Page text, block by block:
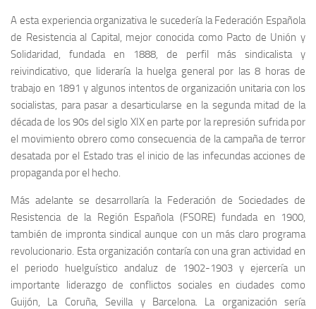
A esta experiencia organizativa le sucedería la Federación Española
de Resistencia al Capital, mejor conocida como Pacto de Unión y
Solidaridad, fundada en 1888, de perfil más sindicalista y
reivindicativo, que lideraría la huelga general por las 8 horas de
trabajo en 1891 y algunos intentos de organización unitaria con los
socialistas, para pasar a desarticularse en la segunda mitad de la
década de los 90s del siglo XIX en parte por la represión sufrida por
el movimiento obrero como consecuencia de la campaña de terror
desatada por el Estado tras el inicio de las infecundas acciones de
propaganda por el hecho.
Más adelante se desarrollaría la Federación de Sociedades de
Resistencia de la Región Española (FSORE) fundada en 1900,
también de impronta sindical aunque con un más claro programa
revolucionario. Esta organización contaría con una gran actividad en
el periodo huelguístico andaluz de 1902-1903 y ejercería un
importante liderazgo de conflictos sociales en ciudades como
Guijón, La Coruña, Sevilla y Barcelona. La organización sería